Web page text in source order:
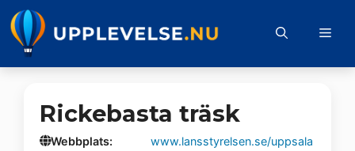
Hoppa
till
innehåll
Rickebasta träsk
Webbplats:
www.lansstyrelsen.se/uppsala